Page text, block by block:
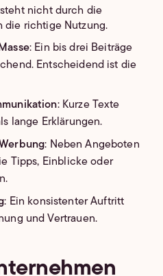
nicht durch die
die richtige Nutzung.
: Ein bis drei Beiträge
Entscheidend ist die
: Kurze Texte
lange Erklärungen.
: Neben Angeboten
Tipps, Einblicke oder
: Ein konsistenter Auftritt
und Vertrauen.